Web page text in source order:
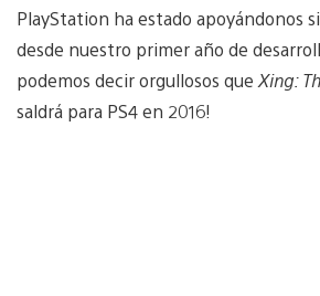
PlayStation ha estado apoyándonos
desde nuestro primer año de
podemos decir orgullosos que Xing:
saldrá para PS4 en 2016!